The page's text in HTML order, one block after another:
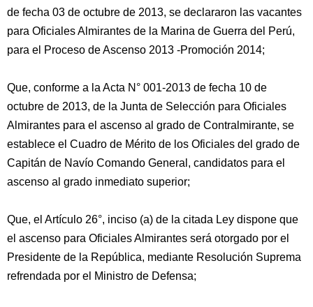
de fecha 03 de octubre de 2013, se declararon las vacantes
para Oficiales Almirantes de la Marina de Guerra del Perú,
para el Proceso de Ascenso 2013 -Promoción 2014;
Que, conforme a la Acta N° 001-2013 de fecha 10 de
octubre de 2013, de la Junta de Selección para Oficiales
Almirantes para el ascenso al grado de Contralmirante, se
establece el Cuadro de Mérito de los Oficiales del grado de
Capitán de Navío Comando General, candidatos para el
ascenso al grado inmediato superior;
Que, el Artículo 26°, inciso (a) de la citada Ley dispone que
el ascenso para Oficiales Almirantes será otorgado por el
Presidente de la República, mediante Resolución Suprema
refrendada por el Ministro de Defensa;